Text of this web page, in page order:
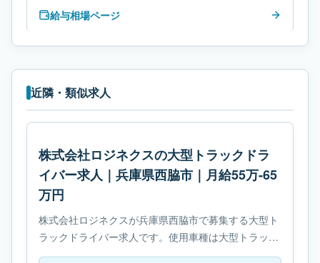
給与相場ページ
近隣・類似求人
株式会社ロジネクスの大型トラックドラ
イバー求人｜兵庫県西脇市｜月給55万-65
万円
株式会社ロジネクスが兵庫県西脇市で募集する大型ト
ラックドライバー求人です。使用車種は大型トラック
です。勤務時間は- 変形労働時間制です。必要免許は-